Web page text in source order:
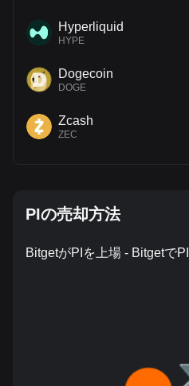
Hyperliquid
HYPE
Dogecoin
DOGE
Zcash
ZEC
PIの売却方法
BitgetがPIを上場 - Bitgetで